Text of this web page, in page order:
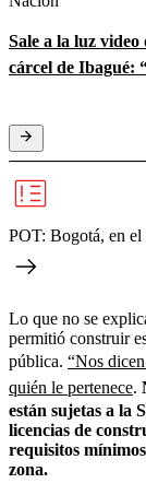
Sale a la luz
cárcel de Ibagué:
POT: Bogotá, en
Lo que no se
permitió construir
pública. “Nos
quién le pertenece.
están sujetas a la
licencias de
requisitos
zona.